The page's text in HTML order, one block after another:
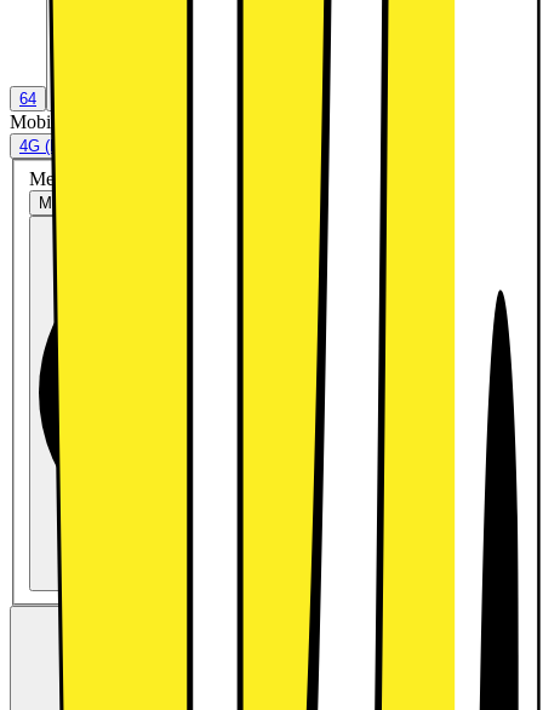
64
Exakt kombination saknas
Mobilt datanätverk
4G (LTE)
Med eller utan abonnemang?
Med abonnemang
2490.-
Trade-in:
Uppgradera för mindre